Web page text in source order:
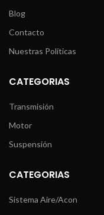
Blog
Contacto
Nuestras Políticas
CATEGORIAS
Transmisión
Motor
Suspensión
CATEGORIAS
Sistema Aire/Acon